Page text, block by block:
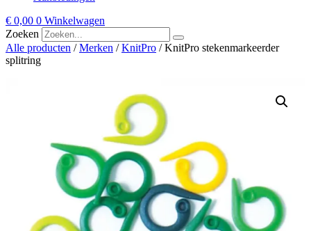
€ 0,00 0 Winkelwagen
Zoeken
Alle producten /Merken /KnitPro / KnitPro stekenmarkeerder
splitring